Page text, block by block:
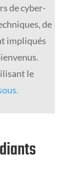
de cyber-
de
impliqués
le